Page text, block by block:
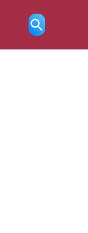
Ricerca
aperta